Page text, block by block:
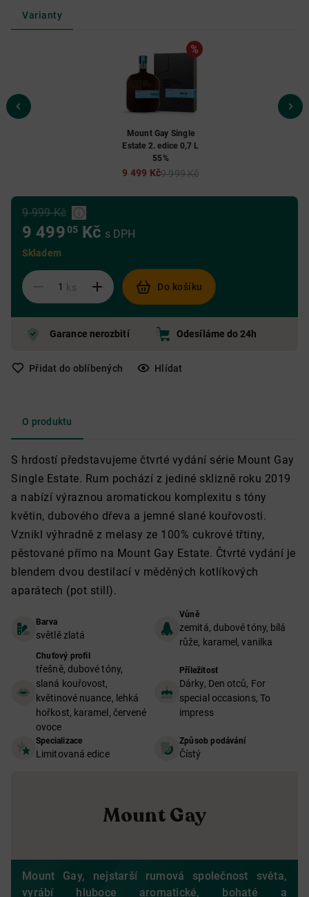
Varianty
Mount Gay Single
Estate 2. edice 0,7 L
55%
9 499 Kč9 999 Kč
9 999 Kč
9 49905 Kč s DPH
Skladem
ks Do košíku
Garance nerozbití Odesíláme do 24h
Přidat do oblíbených Hlídat
O produktu
S hrdostí představujeme čtvrté vydání série Mount Gay
Single Estate. Rum pochází z jediné sklizně roku 2019
a nabízí výraznou aromatickou komplexitu s tóny
květin, dubového dřeva a jemné slané kouřovosti.
Vznikl výhradně z melasy ze 100% cukrové třtiny,
pěstované přímo na Mount Gay Estate. Čtvrté vydání je
blendem dvou destilací v měděných kotlíkových
aparátech (pot still).
Barva
světlě zlatá
Vůně
zemitá, dubové tóny, bílá
růže, karamel, vanilka
Chuťový profil
třešně, dubové tóny,
slaná kouřovost,
květinové nuance, lehká
hořkost, karamel, červené
ovoce
Příležitost
Dárky, Den otců, For
special occasions, To
impress
Specializace
Limitovaná edice
Způsob podávání
Čístý
Mount Gay
Mount Gay, nejstarší rumová společnost světa,
vyrábí hluboce aromatické, bohaté a